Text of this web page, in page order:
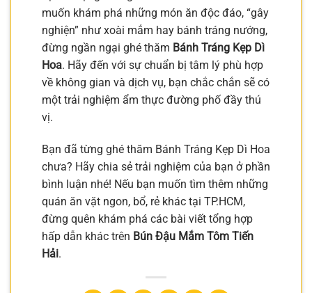
muốn khám phá những món ăn độc đáo, “gây
nghiện” như xoài mắm hay bánh tráng nướng,
đừng ngần ngại ghé thăm Bánh Tráng Kẹp Dì
Hoa. Hãy đến với sự chuẩn bị tâm lý phù hợp
về không gian và dịch vụ, bạn chắc chắn sẽ có
một trải nghiệm ẩm thực đường phố đầy thú
vị.
Bạn đã từng ghé thăm Bánh Tráng Kẹp Dì Hoa
chưa? Hãy chia sẻ trải nghiệm của bạn ở phần
bình luận nhé! Nếu bạn muốn tìm thêm những
quán ăn vặt ngon, bổ, rẻ khác tại TP.HCM,
đừng quên khám phá các bài viết tổng hợp
hấp dẫn khác trên Bún Đậu Mắm Tôm Tiến
Hải.